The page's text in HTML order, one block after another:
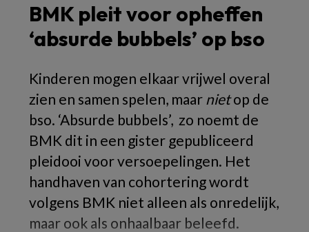
BMK pleit voor opheffen
‘absurde bubbels’ op bso
Kinderen mogen elkaar vrijwel overal
zien en samen spelen, maar nietop de
bso. ‘Absurde bubbels’, zo noemt de
BMK dit in een gister gepubliceerd
pleidooi voor versoepelingen. Het
handhaven van cohortering wordt
volgens BMK niet alleen als onredelijk,
maar ook als onhaalbaar beleefd.